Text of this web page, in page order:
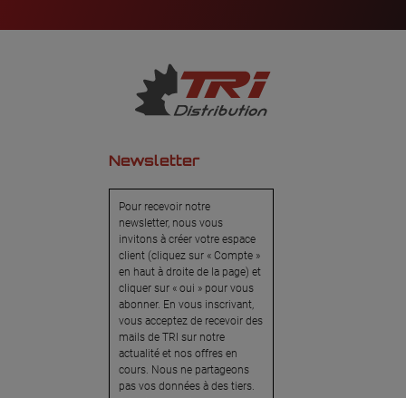
Newsletter
Pour recevoir notre
newsletter, nous vous
invitons à créer votre espace
client (cliquez sur « Compte »
en haut à droite de la page) et
cliquer sur « oui » pour vous
abonner. En vous inscrivant,
vous acceptez de recevoir des
mails de TRI sur notre
actualité et nos offres en
cours. Nous ne partageons
pas vos données à des tiers.